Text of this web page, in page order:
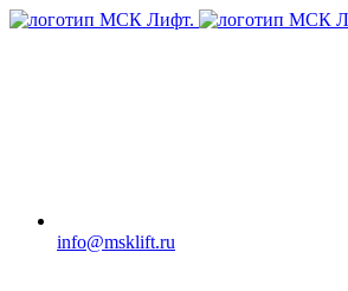
info@msklift.ru